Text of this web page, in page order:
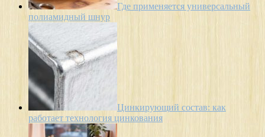
Где применяется универсальный
полиамидный шнур
Цинкирующий состав: как
работает технология цинкования